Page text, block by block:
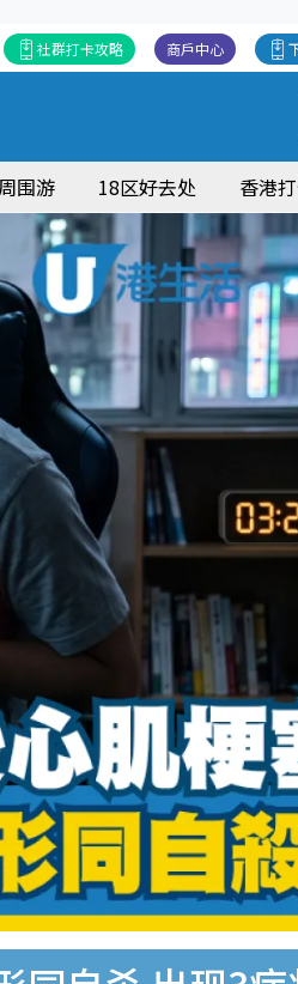
商戶中心
社群打卡攻略
围游 18区好去处 香港